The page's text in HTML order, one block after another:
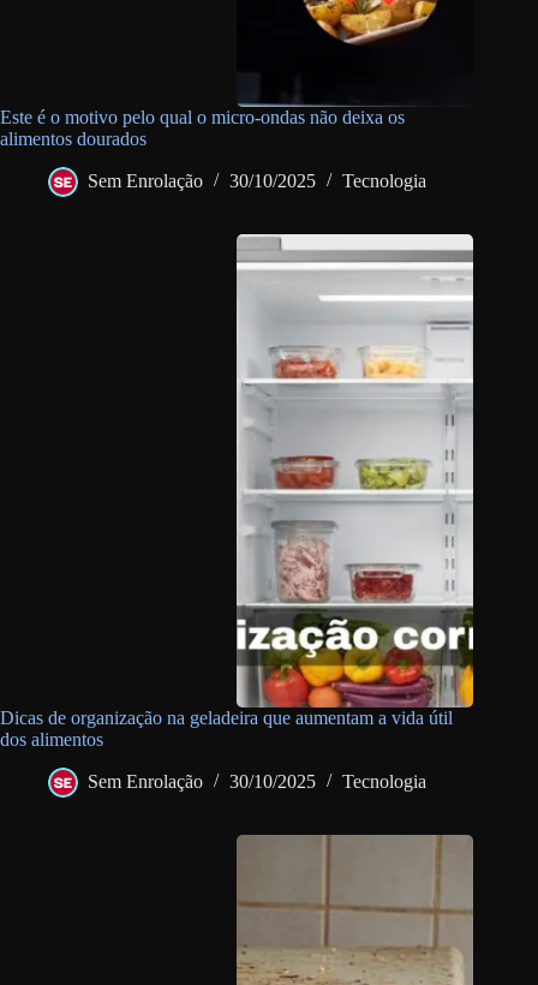
Este é o motivo pelo qual o micro-ondas não deixa os
alimentos dourados
Sem Enrolação 30/10/2025 Tecnologia
Dicas de organização na geladeira que aumentam a vida útil
dos alimentos
Sem Enrolação 30/10/2025 Tecnologia